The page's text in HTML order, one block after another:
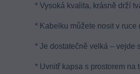
* Vysoká kvalita, krásně drží
* Kabelku můžete nosit v ruce
* Je dostatečně velká – vejde
* Uvnitř kapsa s prostorem na